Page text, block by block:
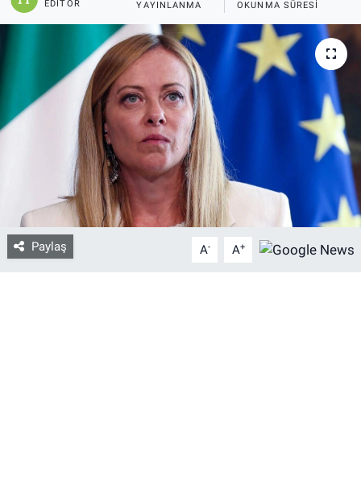
EDITÖR YAYINLANMA OKUNMA SÜRESI
Paylaş A- A+
RESMİ İLANLAR
Bize ulaşın
İletişim/Künye
Yaşam